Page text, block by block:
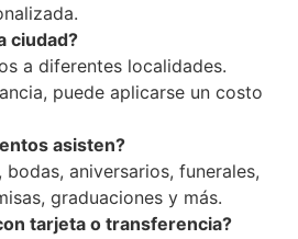
ciudad?
a diferentes localidades.
puede aplicarse un costo
asisten?
bodas, aniversarios, funerales,
graduaciones y más.
tarjeta o transferencia?